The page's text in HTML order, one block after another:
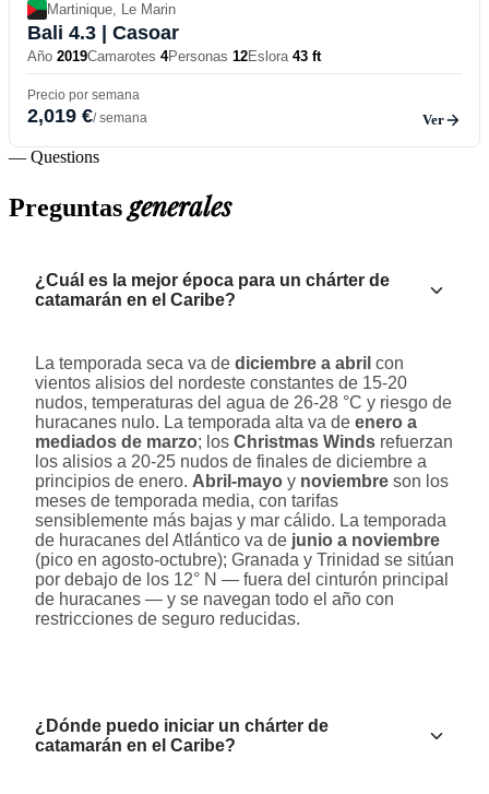
Martinique, Le Marin
Bali 4.3 | Casoar
Año 2019Camarotes 4Personas 12Eslora 43 ft
Precio por semana
2,019 €/ semana Ver
— Questions
Preguntasgenerales
¿Cuál es la mejor época para un chárter de
catamarán en el Caribe?
La temporada seca va de diciembre a abril con
vientos alisios del nordeste constantes de 15-20
nudos, temperaturas del agua de 26-28 °C y riesgo de
huracanes nulo. La temporada alta va de enero a
mediados de marzo; los Christmas Winds refuerzan
los alisios a 20-25 nudos de finales de diciembre a
principios de enero. Abril-mayo y noviembre son los
meses de temporada media, con tarifas
sensiblemente más bajas y mar cálido. La temporada
de huracanes del Atlántico va de junio a noviembre
(pico en agosto-octubre); Granada y Trinidad se sitúan
por debajo de los 12° N — fuera del cinturón principal
de huracanes — y se navegan todo el año con
restricciones de seguro reducidas.
¿Dónde puedo iniciar un chárter de
catamarán en el Caribe?